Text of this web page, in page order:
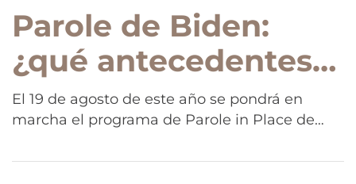
Parole de Biden:
¿qué antecedentes
te descalifican?
El 19 de agosto de este año se pondrá en
marcha el programa de Parole in Place de
a los cónyuges de ciudadanos